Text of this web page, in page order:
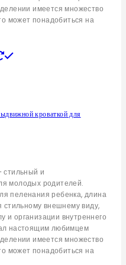
имеется множество
может понадобиться на
кроваткой для
стильный и
молодых родителей.
пеленания ребенка, длина
внешнему виду,
и организации внутреннего
настоящим любимцем
имеется множество
может понадобиться на